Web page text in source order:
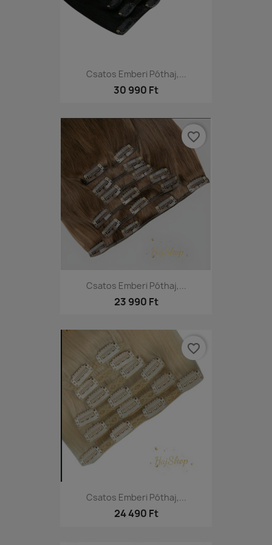
Csatos Emberi Póthaj,...
30 990 Ft
Csatos Emberi Póthaj,...
23 990 Ft
favorite_border
Csatos Emberi Póthaj,...
24 490 Ft
favorite_border